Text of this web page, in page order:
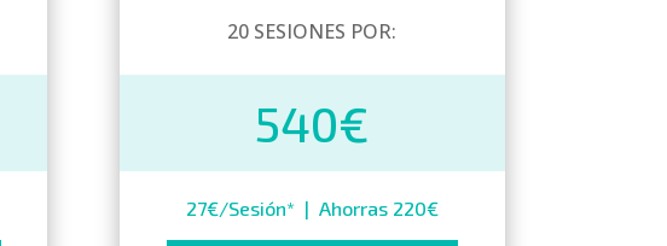
20 SESIONES POR:
540€
27€/Sesión* | Ahorras 220€